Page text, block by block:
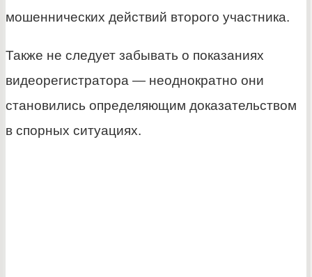
мошеннических действий второго участника.
Также не следует забывать о показаниях
видеорегистратора — неоднократно они
становились определяющим доказательством
в спорных ситуациях.